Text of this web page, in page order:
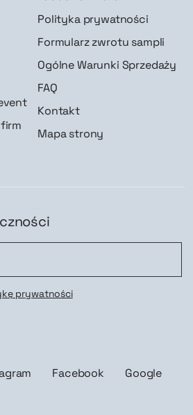
Polityka prywatności
Formularz zwrotu sampli
Ogólne Warunki Sprzedaży
FAQ
Kontakt
Mapa strony
prywatności
Facebook Google